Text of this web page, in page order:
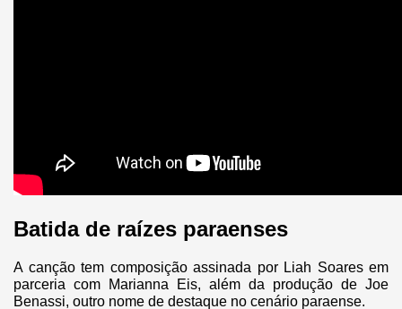
Batida de raízes paraenses
A canção tem composição assinada por Liah Soares em
parceria com Marianna Eis, além da produção de Joe
Benassi, outro nome de destaque no cenário paraense.